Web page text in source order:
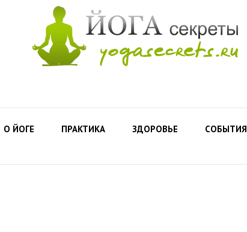
О ЙОГЕ ПРАКТИКА ЗДОРОВЬЕ
СОБЫТИЯ